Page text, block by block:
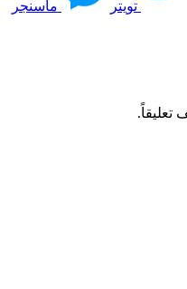
تويتر ماسنجر
تعليقاً.